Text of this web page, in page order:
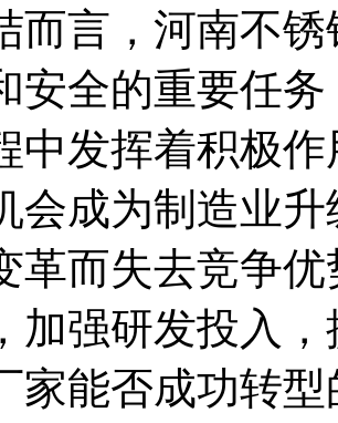
言，河南不锈
安全的重要任
中发挥着积极
会成为制造业
革而失去竞争
加强研发投入
家能否成功转